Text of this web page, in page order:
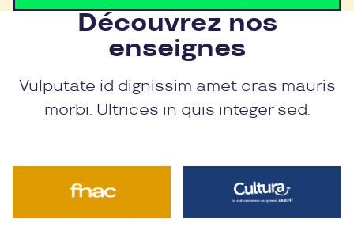
Découvrez nos
enseignes
Vulputate id dignissim amet cras mauris
morbi. Ultrices in quis integer sed.